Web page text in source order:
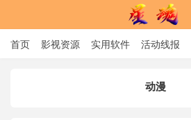
首页 影视资源 实用软件 活动线报
动漫